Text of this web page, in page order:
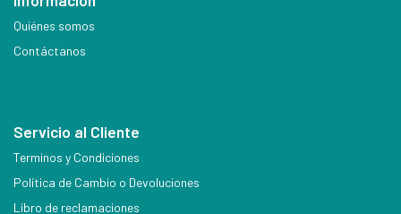
Quiénes somos
Contáctanos
Servicio al Cliente
Terminos y Condiciones
Política de Cambio o Devoluciones
Libro de reclamaciones